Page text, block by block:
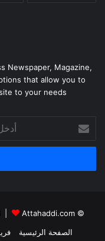
Newspaper, Magazine,
that allow you to
to your needs.
بريدك
الإلكتروني
© Copyright 2026, All Rights Reserved |
Attahaddi.com
الصفحة الرئيسية